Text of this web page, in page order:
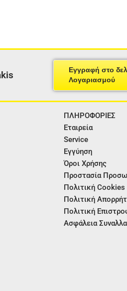
Εγγραφή στο
Λογαριασμού
ΠΛΗΡΟΦΟΡΙΕΣ
Εταιρεία
Service
Εγγύηση
Όροι Χρήσης
Προστασία
Πολιτική Cookies
Πολιτική
Πολιτική
Ασφάλεια